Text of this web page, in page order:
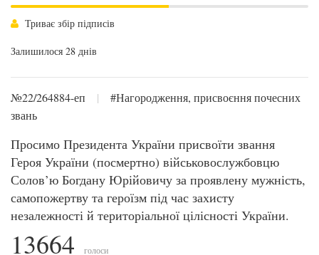
Триває збір підписів
Залишилося 28 днів
№22/264884-еп |
#Нагородження, присвоєння почесних
звань
Просимо Президента України присвоїти звання
Героя України (посмертно) військовослужбовцю
Солов’ю Богдану Юрійовичу за проявлену мужність,
самопожертву та героїзм під час захисту
незалежності й територіальної цілісності України.
13664 голоси